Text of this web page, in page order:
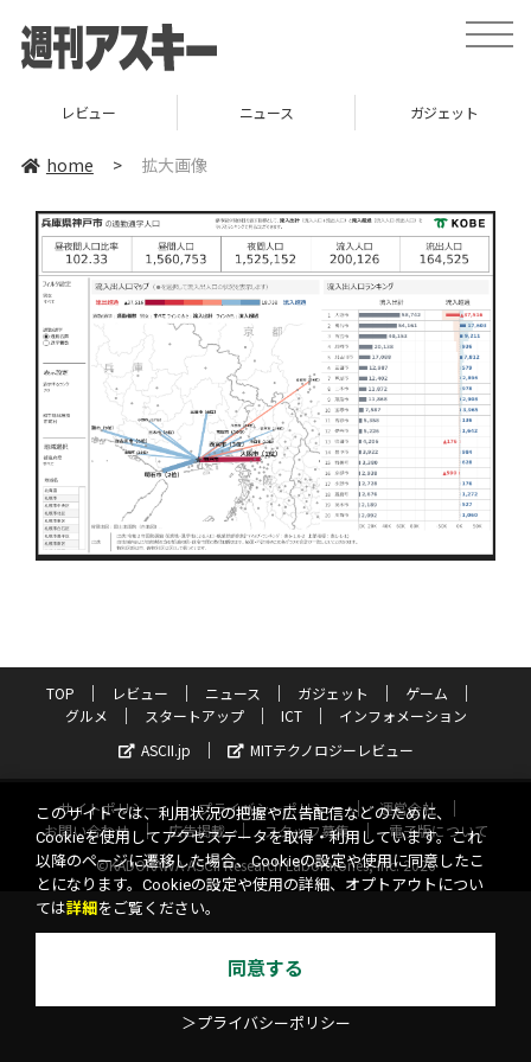
toggle
レビュー ニュース ガジェット
home > 拡大画像
TOP レビュー ニュース ガジェット
ゲーム
グルメ
スタートアップ ICT
インフォメーション
ASCII.jp
MITテクノロジーレビュー
サイトポリシー プライバシーポリシー
運営会社
お問い合わせ
広告掲載 スタッフ募集
電子版について
©KADOKAWA ASCII Research Laboratories, Inc. 2026
このサイトでは、利用状況の把握や広告配信などのために、
Cookieを使用してアクセスデータを取得・利用しています。これ
以降のページに遷移した場合、Cookieの設定や使用に同意したこ
とになります。Cookieの設定や使用の詳細、オプトアウトについ
ては詳細 をご覧ください。
同意する
＞プライバシーポリシー